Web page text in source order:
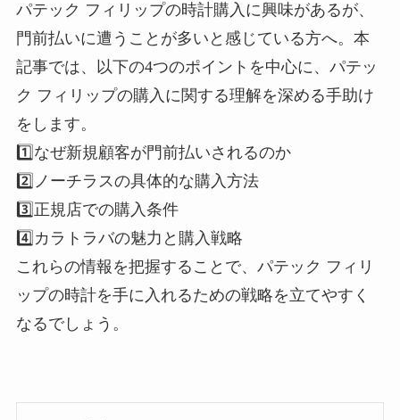
パテック フィリップの時計購入に興味があるが、
門前払いに遭うことが多いと感じている方へ。本
記事では、以下の4つのポイントを中心に、パテッ
ク フィリップの購入に関する理解を深める手助け
をします。
1️⃣なぜ新規顧客が門前払いされるのか
2️⃣ノーチラスの具体的な購入方法
3️⃣正規店での購入条件
4️⃣カラトラバの魅力と購入戦略
これらの情報を把握することで、パテック フィリ
ップの時計を手に入れるための戦略を立てやすく
なるでしょう。